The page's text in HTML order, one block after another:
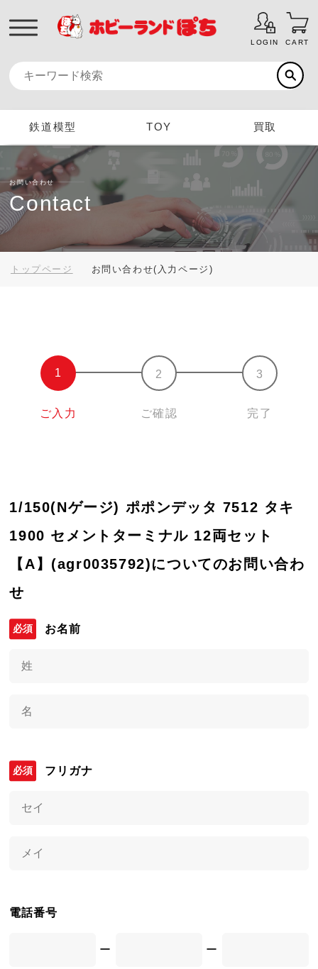
LOGIN CART
鉄道模型 TOY 買取
お問い合わせ
Contact
トップページ お問い合わせ(入力ページ)
ご入力 ご確認 完了
1/150(Nゲージ) ポポンデッタ 7512 タキ
1900 セメントターミナル 12両セット
【A】(agr0035792)についてのお問い合わ
せ
お名前
フリガナ
電話番号
ー ー